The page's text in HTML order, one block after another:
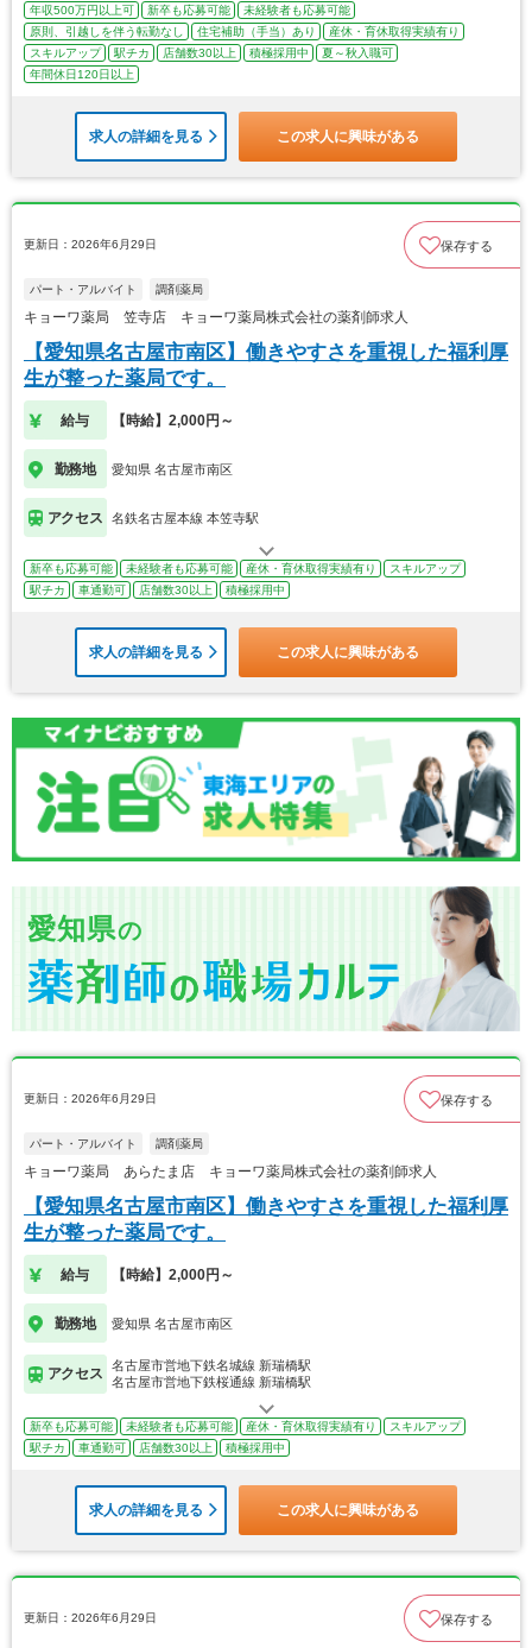
年収500万円以上可 新卒も応募可能
未経験者も応募可能
原則、引越しを伴う転勤なし
住宅補助（手当）あり
産休・育休取得実績有り
スキルアップ
駅チカ 店舗数30以上 積極採用中
夏～秋入職可
年間休日120日以上
求人の詳細を見る この求人に興味がある
更新日：2026年6月29日 保存する
パート・アルバイト 調剤薬局
キョーワ薬局 笠寺店 キョーワ薬局株式会社の薬剤師求人
【愛知県名古屋市南区】働きやすさを重視した福利厚
生が整った薬局です。
給与 【時給】2,000円～
勤務地 愛知県 名古屋市南区
アクセス 名鉄名古屋本線 本笠寺駅
新卒も応募可能 未経験者も応募可能 産休・育休取得実績有り
スキルアップ
駅チカ
車通勤可 店舗数30以上 積極採用中
求人の詳細を見る この求人に興味がある
愛知県の
更新日：2026年6月29日 保存する
パート・アルバイト 調剤薬局
キョーワ薬局 あらたま店 キョーワ薬局株式会社の薬剤師求人
【愛知県名古屋市南区】働きやすさを重視した福利厚
生が整った薬局です。
給与 【時給】2,000円～
勤務地 愛知県 名古屋市南区
アクセス
名古屋市営地下鉄名城線 新瑞橋駅
名古屋市営地下鉄桜通線 新瑞橋駅
新卒も応募可能 未経験者も応募可能 産休・育休取得実績有り
スキルアップ
駅チカ
車通勤可 店舗数30以上 積極採用中
求人の詳細を見る この求人に興味がある
更新日：2026年6月29日 保存する